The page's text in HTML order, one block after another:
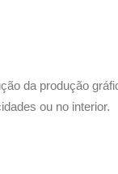
da produção
ou no interior.